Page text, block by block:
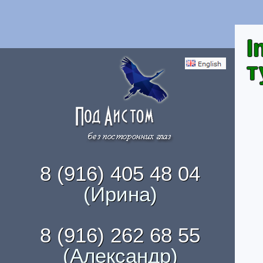
8 (916) 405 48 04
(Ирина)
8 (916) 262 68 55
(Александр)